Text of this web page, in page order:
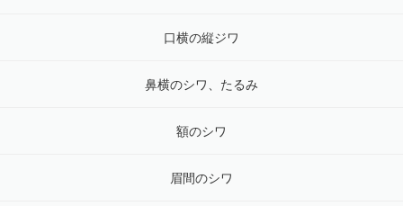
口横の縦ジワ
鼻横のシワ、たるみ
額のシワ
眉間のシワ